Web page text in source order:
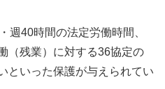
週40時間の法定労働時間、
（残業）に対する36協定の
といった保護が与えられてい